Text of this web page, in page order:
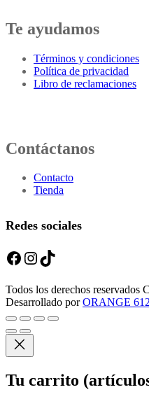
Te ayudamos
Términos y condiciones
Política de privacidad
Libro de reclamaciones
Contáctanos
Contacto
Tienda
Redes sociales
Facebook Instagram TikTok
Todos los derechos
Desarrollado porORANGE 612
Tu carrito